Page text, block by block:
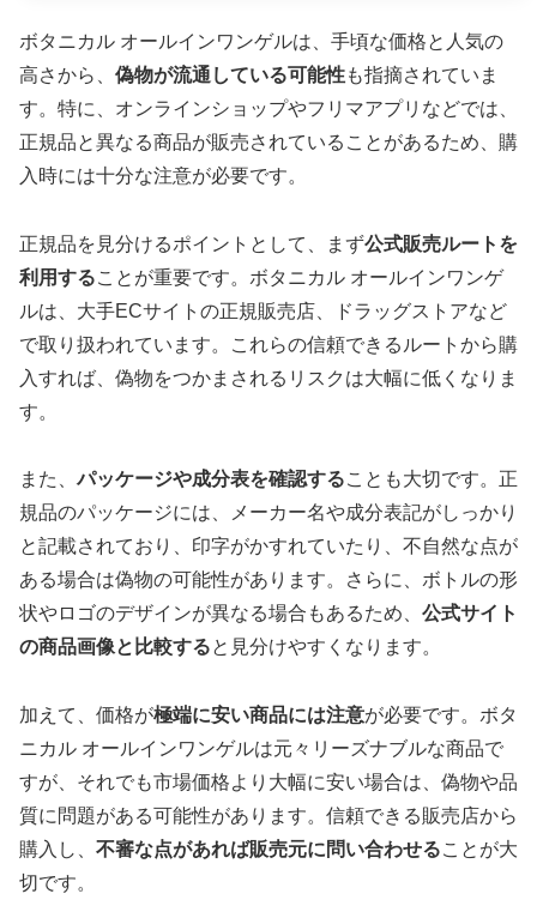
ボタニカル オールインワンゲルは、手頃な価格と人気の
高さから、 偽物が流通している可能性も指摘されていま
す。特に、オンラインショップやフリマアプリなどでは、
正規品と異なる商品が販売されていることがあるため、購
入時には十分な注意が必要です。
正規品を見分けるポイントとして、まず公式販売ルートを
利用することが重要です。ボタニカル オールインワンゲ
ルは、大手ECサイトの正規販売店、ドラッグストアなど
で取り扱われています。これらの信頼できるルートから購
入すれば、偽物をつかまされるリスクは大幅に低くなりま
す。
また、パッケージや成分表を確認することも大切です。正
規品のパッケージには、メーカー名や成分表記がしっかり
と記載されており、印字がかすれていたり、不自然な点が
ある場合は偽物の可能性があります。さらに、ボトルの形
状やロゴのデザインが異なる場合もあるため、 公式サイト
の商品画像と比較すると見分けやすくなります。
加えて、価格が極端に安い商品には注意が必要です。ボタ
ニカル オールインワンゲルは元々リーズナブルな商品で
すが、それでも市場価格より大幅に安い場合は、偽物や品
質に問題がある可能性があります。信頼できる販売店から
購入し、 不審な点があれば販売元に問い合わせることが大
切です。